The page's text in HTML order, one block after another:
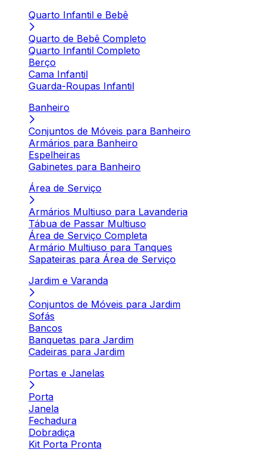
Quarto Infantil e Bebê
Quarto de Bebê Completo
Quarto Infantil Completo
Berço
Cama Infantil
Guarda-Roupas Infantil
Banheiro
Conjuntos de Móveis para Banheiro
Armários para Banheiro
Espelheiras
Gabinetes para Banheiro
Área de Serviço
Armários Multiuso para Lavanderia
Tábua de Passar Multiuso
Área de Serviço Completa
Armário Multiuso para Tanques
Sapateiras para Área de Serviço
Jardim e Varanda
Conjuntos de Móveis para Jardim
Sofás
Bancos
Banquetas para Jardim
Cadeiras para Jardim
Portas e Janelas
Porta
Janela
Fechadura
Dobradiça
Kit Porta Pronta